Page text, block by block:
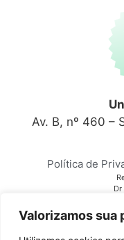
Valorizamos sua
Av. B, nº 460 –
Política de